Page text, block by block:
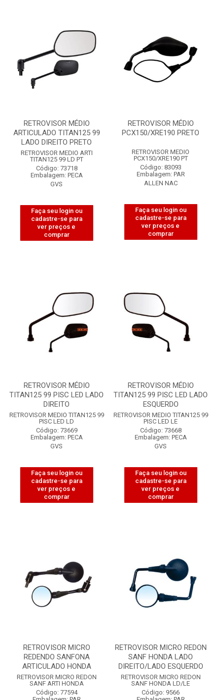
RETROVISOR MÉDIO
ARTICULADO TITAN125 99
LADO DIREITO PRETO
RETROVISOR MEDIO ARTI
TITAN125 99 LD PT
Código: 73718
Embalagem: PECA
GVS
Faça seu login ou
cadastre-se para
ver preços e
comprar
RETROVISOR MÉDIO
PCX150/XRE190 PRETO
RETROVISOR MEDIO
PCX150/XRE190 PT
Código: 83093
Embalagem: PAR
ALLEN NAC
Faça seu login ou
cadastre-se para
ver preços e
comprar
RETROVISOR MÉDIO
TITAN125 99 PISC LED LADO
DIREITO
RETROVISOR MEDIO TITAN125 99
PISC LED LD
Código: 73669
Embalagem: PECA
GVS
Faça seu login ou
cadastre-se para
ver preços e
comprar
RETROVISOR MÉDIO
TITAN125 99 PISC LED LADO
ESQUERDO
RETROVISOR MEDIO TITAN125 99
PISC LED LE
Código: 73668
Embalagem: PECA
GVS
Faça seu login ou
cadastre-se para
ver preços e
comprar
RETROVISOR MICRO
REDENDO SANFONA
ARTICULADO HONDA
RETROVISOR MICRO REDON
SANF ARTI HONDA
Código: 77594
RETROVISOR MICRO REDON
SANF HONDA LADO
DIREITO/LADO ESQUERDO
RETROVISOR MICRO REDON
SANF HONDA LD/LE
Código: 9566